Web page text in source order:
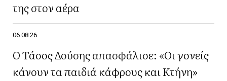
της στον αέρα
06.08.26
Ο Τάσος Δούσης απασφάλισε: «Οι γονείς
κάνουν τα παιδιά κάφρους και Κτήνη»